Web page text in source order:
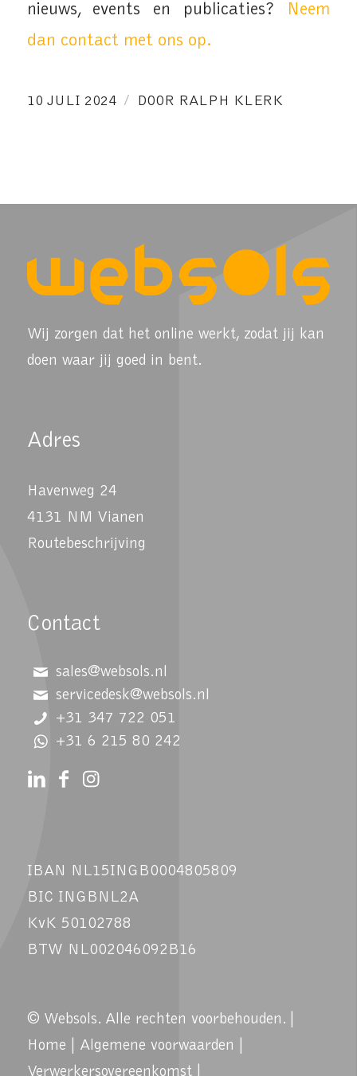
nieuws, events en publicaties?
Neem
dan contact met ons op.
10 JULI 2024 / DOOR RALPH KLERK
Wij zorgen dat het online werkt, zodat jij kan
doen waar jij goed in bent.
Adres
Havenweg 24
4131 NM Vianen
Routebeschrijving
Contact
sales@websols.nl
servicedesk@websols.nl
+31 347 722 051
+31 6 215 80 242
IBAN NL15INGB0004805809
BIC INGBNL2A
KvK 50102788
BTW NL002046092B16
© Websols. Alle rechten voorbehouden. |
Home
Algemene voorwaarden
Verwerkersovereenkomst|